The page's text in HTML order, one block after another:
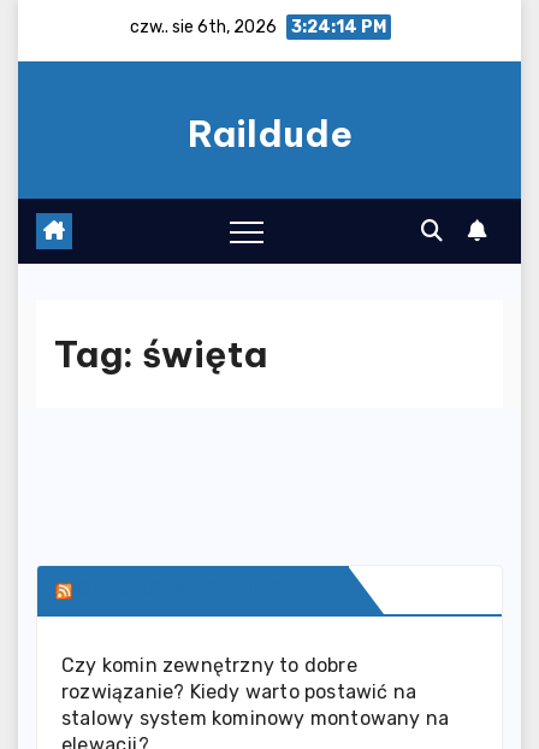
czw.. sie 6th, 2026 3:24:14 PM
Raildude
Tag: święta
Czy komin zewnętrzny to dobre
rozwiązanie? Kiedy warto postawić na
stalowy system kominowy montowany na